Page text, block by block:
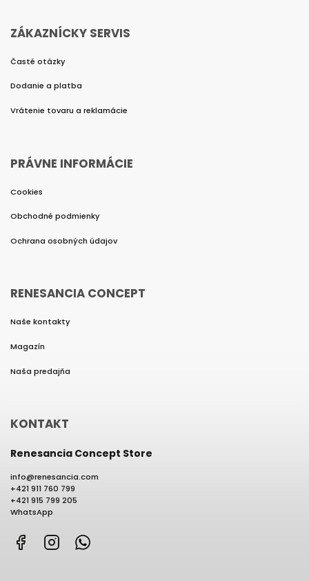
ZÁKAZNÍCKY SERVIS
Časté otázky
Dodanie a platba
Vrátenie tovaru a reklamácie
PRÁVNE INFORMÁCIE
Cookies
Obchodné podmienky
Ochrana osobných údajov
RENESANCIA CONCEPT
Naše kontakty
Magazín
Naša predajňa
KONTAKT
Renesancia Concept Store
info@renesancia.com
+421 911 760 799
+421 915 799 205
WhatsApp
FacebookInstagram